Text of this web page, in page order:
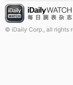
© iDaily Corp., all rights